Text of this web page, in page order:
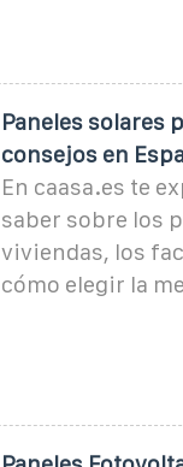
Paneles solares
consejos en
En caasa.es te
saber sobre los
viviendas, los
cómo elegir la